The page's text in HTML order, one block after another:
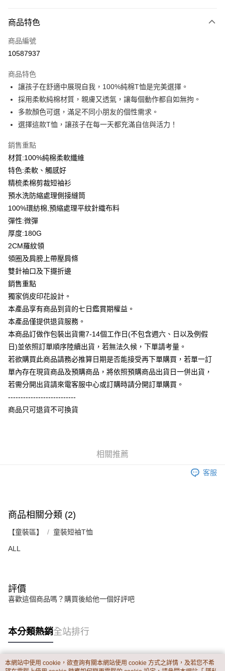
信用卡一次付款
信用卡分期付款
合作金庫商業銀行
華南商業銀行
彰化商業銀行
上海商業儲蓄銀行
台北富邦商業銀行
國泰世華商業銀行
兆豐國際商業銀行
臺灣中小企業銀行
台中商業銀行
聯邦商業銀行
元大商業銀行
台新國際商業銀行
台灣樂天信用卡公司
6 期 0 利率 每期
華南商業銀行
彰化商業銀行
上海商業儲蓄銀行
台北富邦商業銀行
國泰世華商業銀行
兆豐國際商業銀行
匯豐（台灣）商業銀行
聯邦商業銀行
元大商業銀行
玉山商業銀行
台灣樂天信用卡公司
12 期 0 利率 每期NT$24 21家銀行
合作金庫商業銀行
第一商業銀行
上海商業儲蓄銀行
台北富邦商業銀行
國泰世華商業銀行
臺灣中小企業銀行
匯豐（台灣）商業銀行
聯邦商業銀行
元大商業銀行
玉山商業銀行
台新國際商業銀行
超商取貨付款
LINE Pay
Apple Pay
街口支付
悠遊付
Google Pay
全盈+PAY
大哥付你分期
相關說明
1.本服務由台灣大哥大提供，台灣大哥大用戶可立即使用無須另外申請。
2.付款方式選擇「大哥付你分期」，訂單成立後會自動跳轉到大哥付的交易
流程，驗證手機門號後，選擇欲分期的期數、繳款截止日，確認付款後即完
成交易。
3.實際核准額度、可分期數及費用金額請依後續交易確認頁面所載為準。
4.訂單成立30分鐘內，如未前往確認交易或遇審核未通過，訂單將自動取
消。如遇「轉專審核」未通過狀況，表示未達大哥付你分期系統評分，恕無
法說明評估內容。
【繳款方式說明】
1.分期款項不併入電信帳單，「大哥付你分期」於每月結算日後寄送繳費提
2.透過簡訊連結打開帳單後，可選擇「超商條碼／台灣大直營門市／銀行轉
帳／街口支付／iPASS MONEY」等通路繳費。
1.本服務係由「台灣大哥大股份有限公司」（以下簡稱本公司）所提供，讓
由本公司與您本人進行分期帳單所需資料之確認、核對及更正。
AFTEE先享後付
相關說明
【關於「AFTEE先享後付」】
AFTEE先享後付是「在收到商品之後才付款」的支付方式。 讓您購物簡單
１．簡單：不需註冊會員、不需綁卡、不需儲值。
２．便利：只要手機號碼，簡訊認證，即可結帳。
３．安心：先確認商品／服務後，再付款。
【「AFTEE先享後付」結帳流程】
１．於結帳方式選擇「AFTEE先享後付」後，將跳轉至「AFTEE先享後付」
２．訂單成立數日內，您將收到繳費通知簡訊。
３．收到繳費通知簡訊後14天內，點擊此簡訊中的連結，可透過四大超商／
ATM／網路銀行／等多元方式進行付款，方視為交易完成。
※ 請注意：結帳手續完成當下不需立刻繳費，但若您需要取消訂單，請聯絡
是否繳費成功／繳費後需取消欲退款等相關疑問，請聯繫「AFTEE先享後付
https://netprotections.freshdesk.com/support/home
２．關於個人資料處理事宜，請瀏覽以下網址：
３．未成年的使用者請事先徵得法定代理人或監護人之同意方可使用
任。
５．嚴禁一人註冊多個帳號或使用他人資訊註冊。若發現惡意使用之情形，
恩沛科技股份有限公司將有權停止該用戶之使用額度並採取法律行動。
ATM付款
運送方式
全家付款取貨
每筆NT$65，滿NT$899(含以上)免運費
付款後全家取貨
7-11付款取貨
每筆NT$60，滿NT$899(含以上)免運費
商品特色
商品編號
10587937
商品特色
讓孩子在舒適中展現自我，100%純棉T恤是完美選擇。
採用柔軟純棉材質，親膚又透氣，讓每個動作都自如無拘。
多款顏色可選，滿足不同小朋友的個性需求。
選擇這款T恤，讓孩子在每一天都充滿自信與活力！
銷售重點
材質:100%純棉柔軟纖維
特色:柔軟、觸感好
精梳柔棉剪裁短袖衫
預水洗防縮處理側接縫筒
100%環紡棉,預縮處理平紋針織布料
彈性:微彈
厚度:180G
2CM羅紋領
領圈及肩膀上帶壓肩條
雙針袖口及下擺折邊
銷售重點
獨家俏皮印花設計。
本產品享有商品到貨的七日鑑賞期權益。
本產品僅提供退貨服務。
本商品訂做作包裝出貨需7-14個工作日(不包含週六、日以及例假
日)並依照訂單順序陸續出貨，若無法久候，下單請考量。
若欲購買此商品請務必推算日期是否能接受再下單購買，若單一訂
單內存在現貨商品及預購商品，將依照預購商品出貨日一併出貨，
若需分開出貨請來電客服中心或訂購時請分開訂單購買。
---------------------------
商品只可退貨不可換貨
相關推薦
客服
商品相關分類 (2)
【童裝區】 童裝短袖T恤
ALL
評價
喜歡這個商品嗎？購買後給他一個好評吧
本分類熱銷全站排行
本網站中使用 cookie，欲查詢有關本網站使用 cookie 方式之詳情，及若您不希